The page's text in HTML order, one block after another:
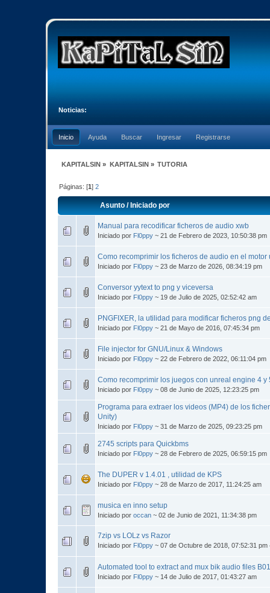
Noticias:
Inicio Ayuda Buscar Ingresar Registrarse
KAPITALSIN » KAPITALSIN» TUTORIA
Páginas: [1]2
Asunto/Iniciado por
Manual para recodificar ficheros de audio xwb
Iniciado por Fl0ppy ~ 21 de Febrero de 2023, 10:50:38 pm
Como recomprimir los ficheros de audio en el motor
Iniciado por Fl0ppy ~ 23 de Marzo de 2026, 08:34:19 pm
Conversor yytext to png y viceversa
Iniciado por Fl0ppy ~ 19 de Julio de 2025, 02:52:42 am
PNGFIXER, la utilidad para modificar ficheros png
Iniciado por Fl0ppy ~ 21 de Mayo de 2016, 07:45:34 pm
File injector for GNU/Linux & Windows
Iniciado por Fl0ppy ~ 22 de Febrero de 2022, 06:11:04 pm
Como recomprimir los juegos con unreal engine 4 y
Iniciado por Fl0ppy ~ 08 de Junio de 2025, 12:23:25 pm
Programa para extraer los videos (MP4) de los
Unity)
Iniciado por Fl0ppy ~ 31 de Marzo de 2025, 09:23:25 pm
2745 scripts para Quickbms
Iniciado por Fl0ppy ~ 28 de Febrero de 2025, 06:59:15 pm
The DUPER v 1.4.01 , utilidad de KPS
Iniciado por Fl0ppy ~ 28 de Marzo de 2017, 11:24:25 am
musica en inno setup
Iniciado por occan ~ 02 de Junio de 2021, 11:34:38 pm
7zip vs LOLz vs Razor
Iniciado por Fl0ppy ~ 07 de Octubre de 2018, 07:52:31 pm
Automated tool to extract and mux bik audio files
Iniciado por Fl0ppy ~ 14 de Julio de 2017, 01:43:27 am